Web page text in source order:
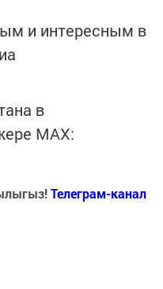
и интересным в
в
MАХ:
Телеграм-канал